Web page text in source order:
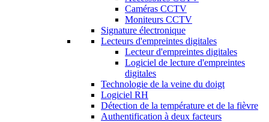
Caméras CCTV
Moniteurs CCTV
Signature électronique
Lecteurs d'empreintes digitales
Lecteur d'empreintes digitales
Logiciel de lecture d'empreintes
digitales
Technologie de la veine du doigt
Logiciel RH
Détection de la température et de la fièvre
Authentification à deux facteurs